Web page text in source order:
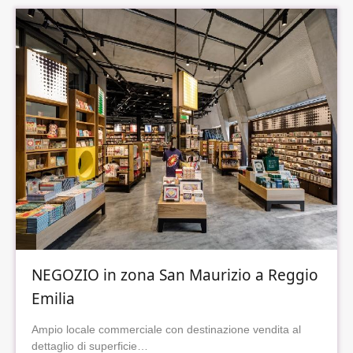
NEGOZIO in zona San Maurizio a Reggio
Emilia
Ampio locale commerciale con destinazione vendita al
dettaglio di superficie…